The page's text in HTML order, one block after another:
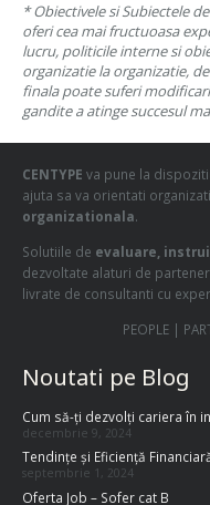
* Obiectivele si Subiectele
oferi cea mai fructuoasa
lucru, politicile interne si
organizatie la organizatie,
finala poate suferi
gandite a atinge succesul
CENTYPE va pune la
ajuta sa va orientati
organizationala.
Solutiile de evaluare,
dezvoltate alaturi de
livrate de consultanti cu
PEOPLE |
Noutati pe Blog
Cum să-ți dezvolți cariera în
decembrie 9, 2024
Tendințe și Eficiență
septembrie 1, 2024
Oferta Job – Sofer cat B